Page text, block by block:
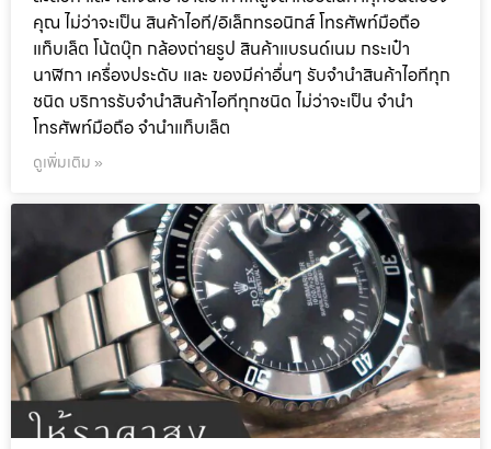
คุณ ไม่ว่าจะเป็น สินค้าไอที/อิเล็กทรอนิกส์ โทรศัพท์มือถือ
แท็บเล็ต โน้ตบุ๊ก กล้องถ่ายรูป สินค้าแบรนด์เนม กระเป๋า
นาฬิกา เครื่องประดับ และ ของมีค่าอื่นๆ รับจำนำสินค้าไอทีทุก
ชนิด บริการรับจำนำสินค้าไอทีทุกชนิด ไม่ว่าจะเป็น จำนำ
โทรศัพท์มือถือ จำนำแท็บเล็ต
ดูเพิ่มเติม »